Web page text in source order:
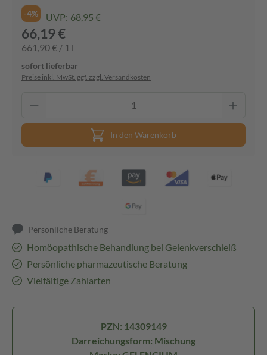
-4% UVP: 68,95 €
66,19 €
661,90 € / 1 l
sofort lieferbar
Preise inkl. MwSt. ggf. zzgl. Versandkosten
In den Warenkorb
Persönliche Beratung
Homöopathische Behandlung bei Gelenkverschleiß
Persönliche pharmazeutische Beratung
Vielfältige Zahlarten
PZN: 14309149
Darreichungsform: Mischung